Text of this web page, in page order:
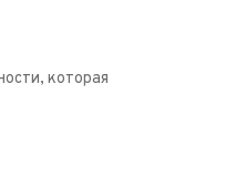
которая